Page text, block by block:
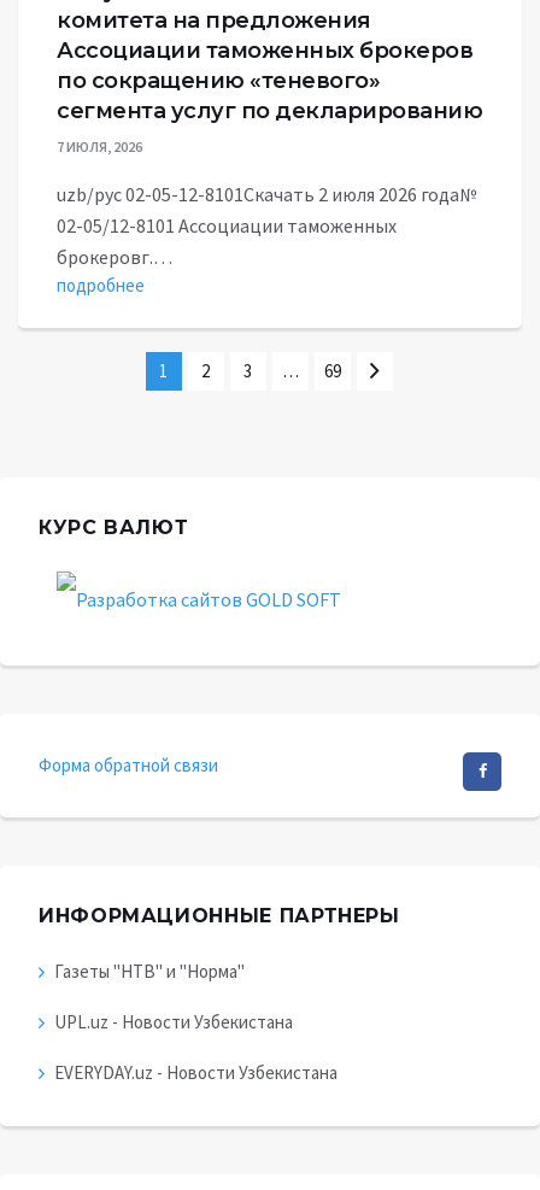
комитета на предложения
Ассоциации таможенных брокеров
по сокращению «теневого»
сегмента услуг по декларированию
7 ИЮЛЯ, 2026
uzb/рус 02-05-12-8101Скачать 2 июля 2026 года№
02-05/12-8101 Ассоциации таможенных
брокеровг.…
подробнее
1 2 3 … 69
КУРС ВАЛЮТ
Форма обратной связи
ИНФОРМАЦИОННЫЕ ПАРТНЕРЫ
Газеты "НТВ" и "Норма"
UPL.uz - Новости Узбекистана
EVERYDAY.uz - Новости Узбекистана